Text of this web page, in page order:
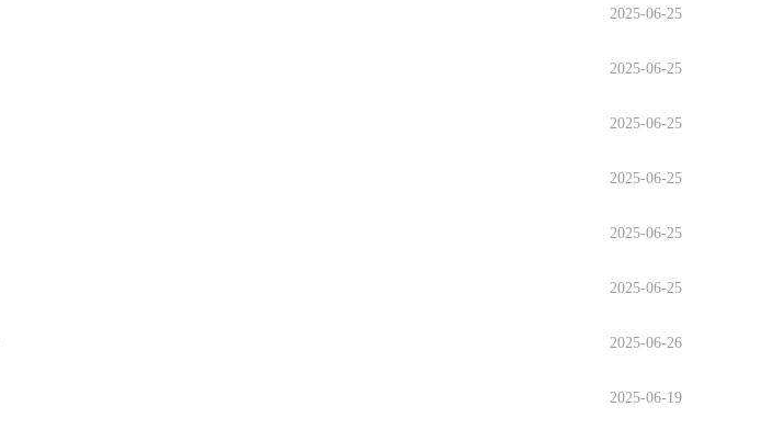
2025-06-25
2025-06-25
2025-06-25
2025-06-25
2025-06-25
2025-06-25
2025-06-26
2025-06-19